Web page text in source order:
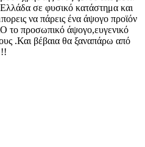
σε φυσικό κατάστημα και
να πάρεις ένα άψογο προϊόν
το προσωπικό άψογο,ευγενικό
.Και βέβαια θα ξαναπάρω από